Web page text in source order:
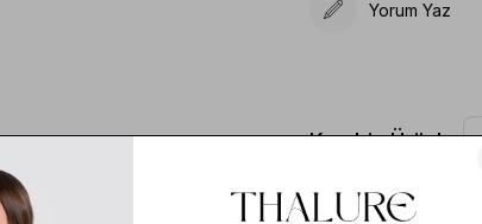
Yorum Yaz